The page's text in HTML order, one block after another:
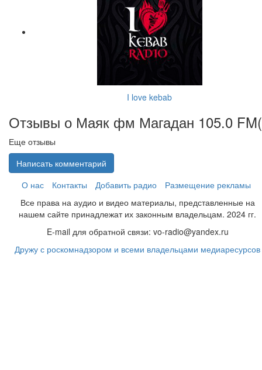
I love kebab
Отзывы о Маяк фм Магадан 105.0 FM(
Еще отзывы
Написать комментарий
О нас
Контакты Добавить радио
Размещение рекламы
Все права на аудио и видео материалы, представленные на
нашем сайте принадлежат их законным владельцам. 2024 гг.
E-mail для обратной связи: vo-radio@yandex.ru
Дружу с роскомнадзором и всеми владельцами медиаресурсов